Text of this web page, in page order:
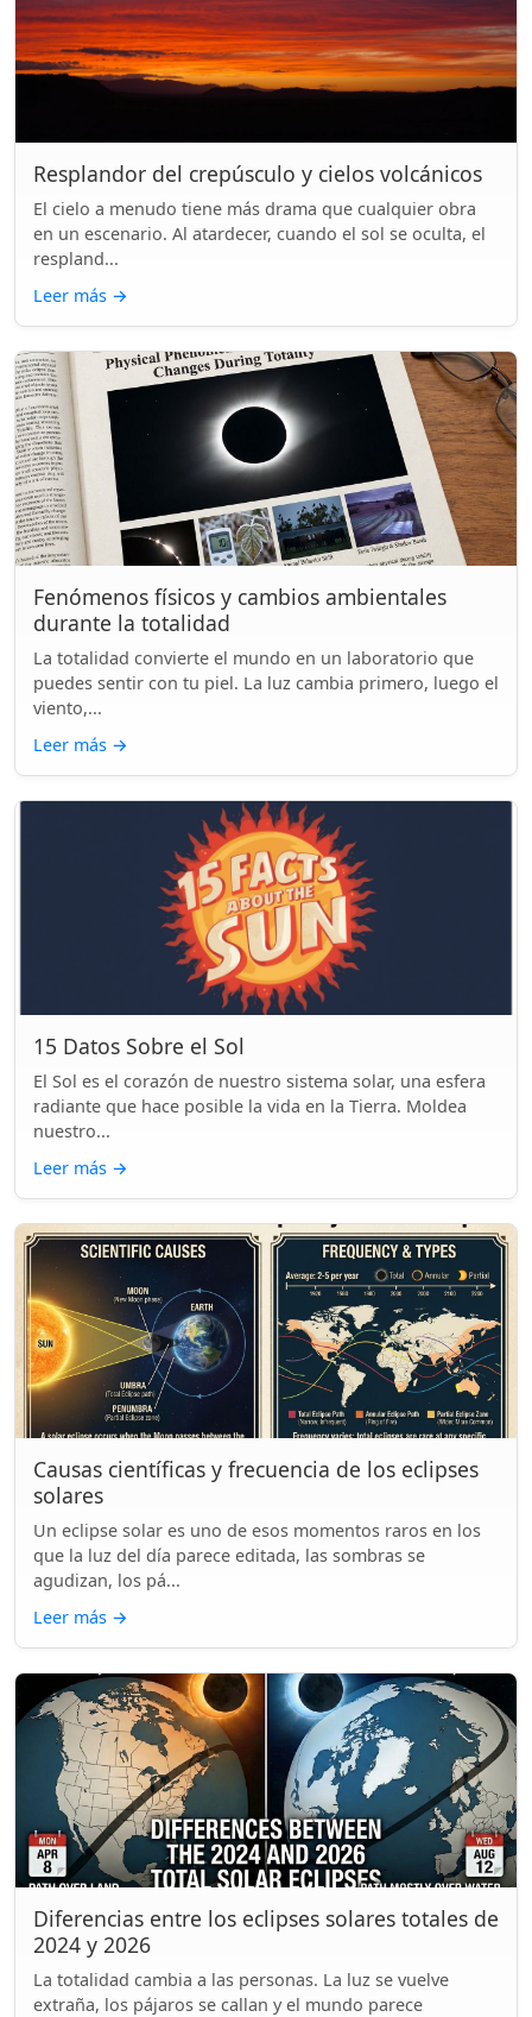
Resplandor del crepúsculo y cielos volcánicos
El cielo a menudo tiene más drama que cualquier obra
en un escenario. Al atardecer, cuando el sol se oculta, el
respland...
Leer más →
Fenómenos físicos y cambios ambientales
durante la totalidad
La totalidad convierte el mundo en un laboratorio que
puedes sentir con tu piel. La luz cambia primero, luego el
viento,...
Leer más →
15 Datos Sobre el Sol
El Sol es el corazón de nuestro sistema solar, una esfera
radiante que hace posible la vida en la Tierra. Moldea
nuestro...
Leer más →
Causas científicas y frecuencia de los eclipses
solares
Un eclipse solar es uno de esos momentos raros en los
que la luz del día parece editada, las sombras se
agudizan, los pá...
Leer más →
Diferencias entre los eclipses solares totales de
2024 y 2026
La totalidad cambia a las personas. La luz se vuelve
extraña, los pájaros se callan y el mundo parece